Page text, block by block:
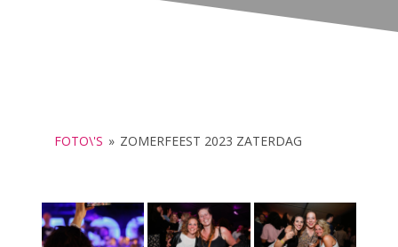
FOTO\'S » ZOMERFEEST 2023 ZATERDAG